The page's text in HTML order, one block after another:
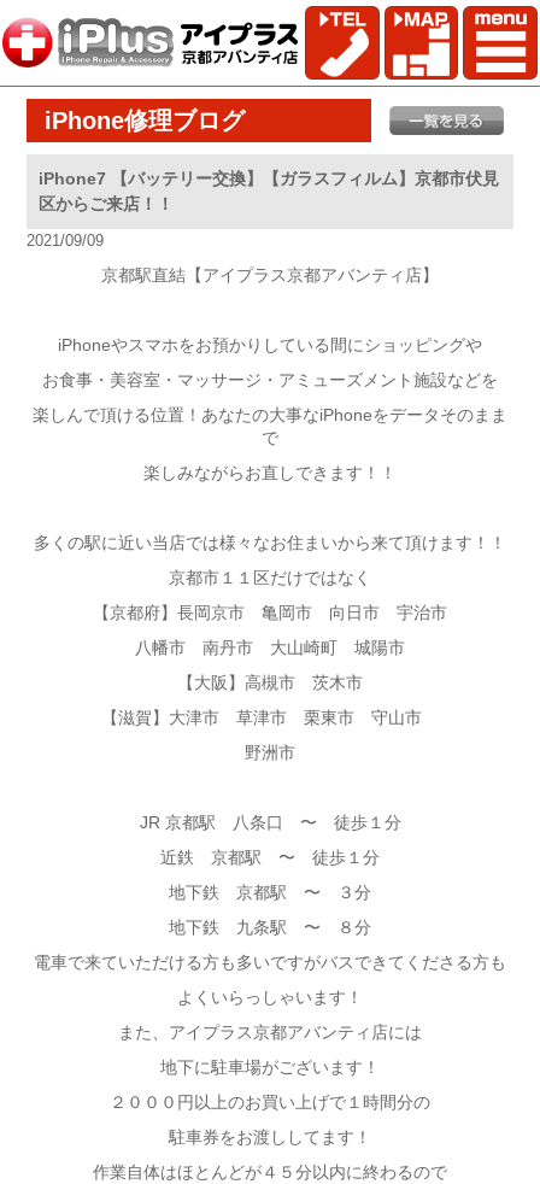
iPhone修理ブログ
iPhone7 【バッテリー交換】【ガラスフィルム】京都市伏見
区からご来店！！
2021/09/09
京都駅直結【アイプラス京都アバンティ店】
iPhoneやスマホをお預かりしている間にショッピングや
お食事・美容室・マッサージ・アミューズメント施設などを
楽しんで頂ける位置！あなたの大事なiPhoneをデータそのまま
で
楽しみながらお直しできます！！
多くの駅に近い当店では様々なお住まいから来て頂けます！！
京都市１１区だけではなく
【京都府】長岡京市 亀岡市 向日市 宇治市
八幡市 南丹市 大山崎町 城陽市
【大阪】高槻市 茨木市
【滋賀】大津市 草津市 栗東市 守山市
野洲市
JR 京都駅 八条口 〜 徒歩１分
近鉄 京都駅 〜 徒歩１分
地下鉄 京都駅 〜 ３分
地下鉄 九条駅 〜 ８分
電車で来ていただける方も多いですがバスできてくださる方も
よくいらっしゃいます！
また、アイプラス京都アバンティ店には
地下に駐車場がございます！
２０００円以上のお買い上げで１時間分の
駐車券をお渡ししてます！
作業自体はほとんどが４５分以内に終わるので